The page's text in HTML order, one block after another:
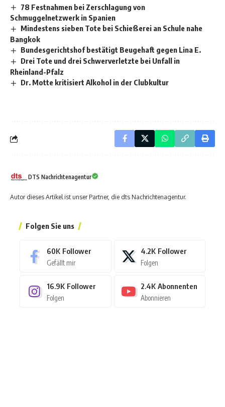
78 Festnahmen bei Zerschlagung von
Schmuggelnetzwerk in Spanien
Mindestens sieben Tote bei Schießerei an Schule nahe
Bangkok
Bundesgerichtshof bestätigt Beugehaft gegen Lina E.
Drei Tote und drei Schwerverletzte bei Unfall in
Rheinland-Pfalz
Dr. Motte kritisiert Alkohol in der Clubkultur
DTS Nachrichtenagentur
Autor dieses Artikel ist unser Partner, die dts Nachrichtenagentur.
Folgen Sie uns
60K Follower
Gefällt mir
4.2K Follower
Folgen
16.9K Follower
Folgen
2.4K Abonnenten
Abonnieren